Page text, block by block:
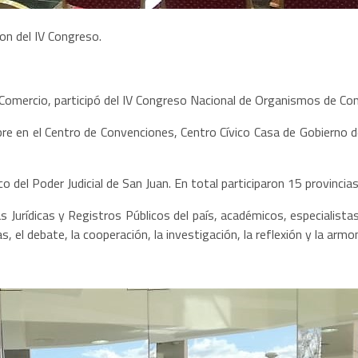
del IV Congreso.
participó del IV Congreso Nacional de Organismos de
el Centro de Convenciones, Centro Cívico Casa de
Poder Judicial de San Juan. En total participaron 15
y Registros Públicos del país, académicos,
el debate, la cooperación, la investigación, la reflexión y la